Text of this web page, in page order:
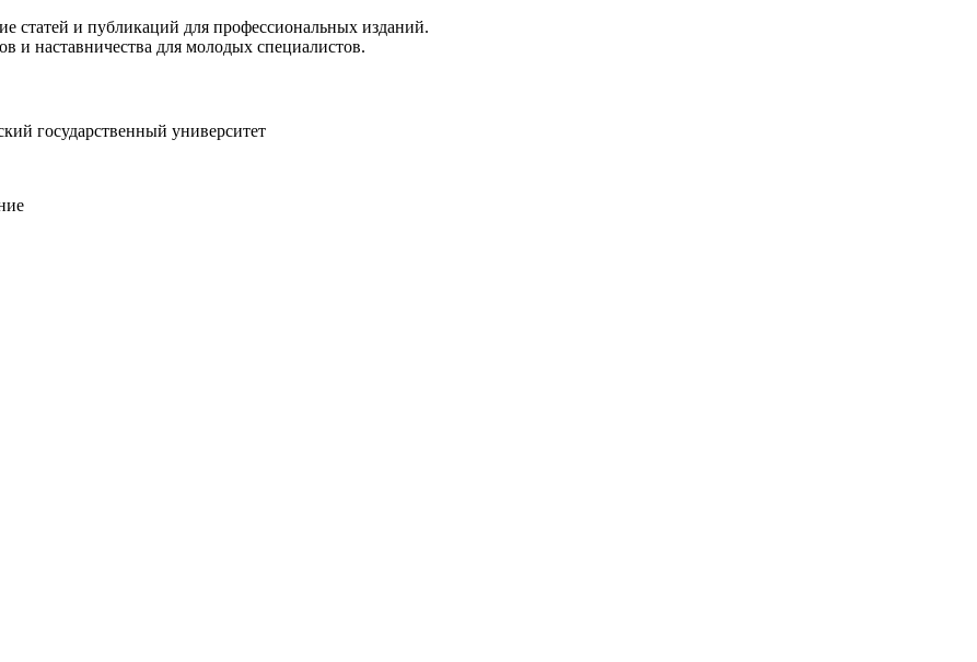
статей и публикаций для профессиональных изданий.
и наставничества для молодых специалистов.
государственный университет